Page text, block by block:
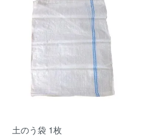
土のう袋 1枚